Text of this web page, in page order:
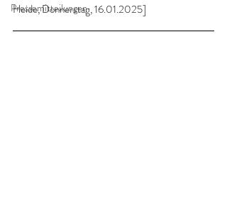
Pressemitteilungen
Heide, Donnerstag, 16.01.2025]